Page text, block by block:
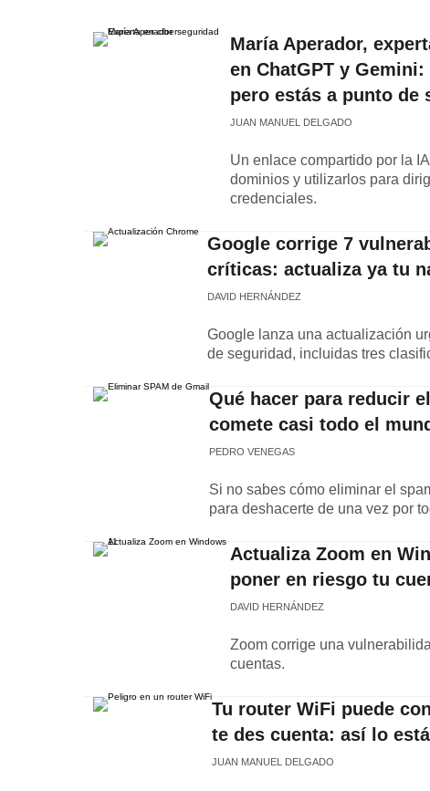
María Aperador,
en ChatGPT y
pero estás a punto de
JUAN MANUEL DELGADO
Un enlace compartido por la
dominios y utilizarlos para
credenciales.
Google corrige 7
críticas: actualiza ya tu
DAVID HERNÁNDEZ
Google lanza una actualización
de seguridad, incluidas tres
Qué hacer para reducir
comete casi todo el
PEDRO VENEGAS
Si no sabes cómo eliminar el
para deshacerte de una vez por
Actualiza Zoom en
poner en riesgo tu
DAVID HERNÁNDEZ
Zoom corrige una
cuentas.
Tu router WiFi puede
te des cuenta: así lo
JUAN MANUEL DELGADO